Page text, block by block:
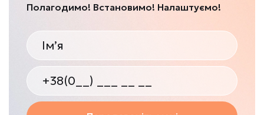
Полагодимо! Встановимо! Налаштуємо!